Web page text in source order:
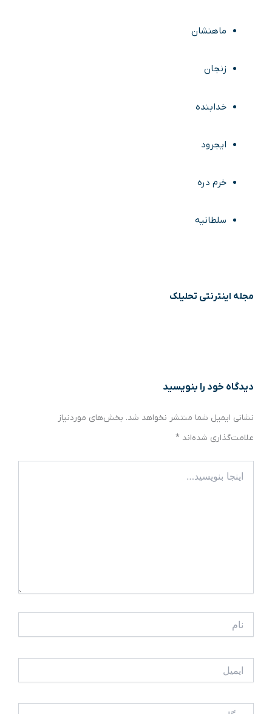
ماهنشان
زنجان
خدابنده
ایجرود
خرم دره
سلطانیه
مجله اینترنتی تحلیلک
دیدگاه‌ خود را بنویسید
نشانی ایمیل شما منتشر نخواهد شد. بخش‌های موردنیاز
علامت‌گذاری شده‌اند *
بنویسید…